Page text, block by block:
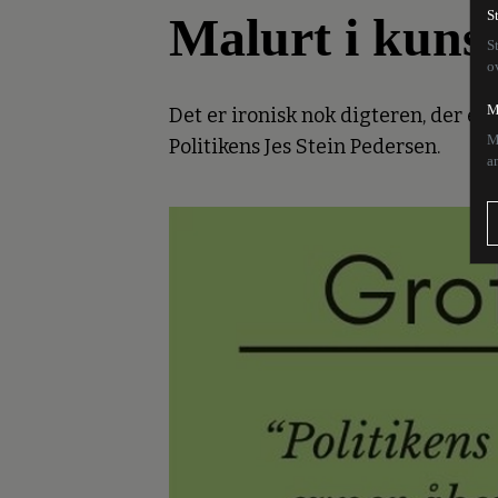
Malurt i
Det er ironisk nok digteren, der er
Politikens Jes Stein Pedersen.